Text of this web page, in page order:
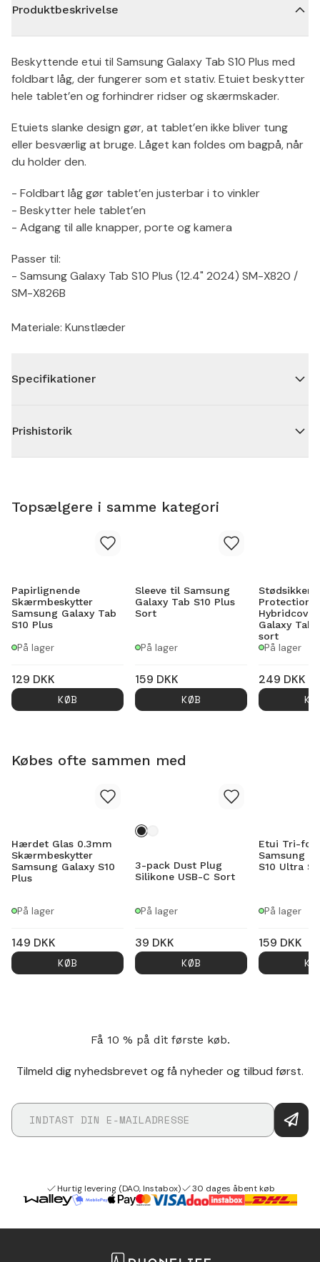
Produktbeskrivelse
Beskyttende etui til Samsung Galaxy Tab S10 Plus med
foldbart låg, der fungerer som et stativ. Etuiet beskytter
hele tablet’en og forhindrer ridser og skærmskader.
Etuiets slanke design gør, at tablet’en ikke bliver tung
eller besværlig at bruge. Låget kan foldes om bagpå, når
du holder den.
- Foldbart låg gør tablet’en justerbar i to vinkler
- Beskytter hele tablet’en
- Adgang til alle knapper, porte og kamera
Passer til:
- Samsung Galaxy Tab S10 Plus (12.4" 2024) SM-X820 /
SM-X826B
Materiale: Kunstlæder
Specifikationer
Prishistorik
Topsælgere i samme kategori
Papirlignende
Skærmbeskytter
Samsung Galaxy Tab
S10 Plus
På lager
129 DKK
KØB
Sleeve til Samsung
Galaxy Tab S10 Plus
Sort
På lager
159 DKK
KØB
Stødsikker
Protection
Galaxy Tab
sort
På lager
249 DKK
Købes ofte sammen med
Hærdet Glas 0.3mm
Skærmbeskytter
Samsung Galaxy S10
Plus
På lager
149 DKK
KØB
3-pack Dust Plug
Silikone USB-C Sort
På lager
39 DKK
KØB
Etui Tri-fold
Samsung
S10 Ultra
På lager
159 DKK
Få 10 % på dit første køb.
Tilmeld dig nyhedsbrevet og få nyheder og tilbud først.
Hurtig levering (DAO, Instabox) 30 dages åbent køb